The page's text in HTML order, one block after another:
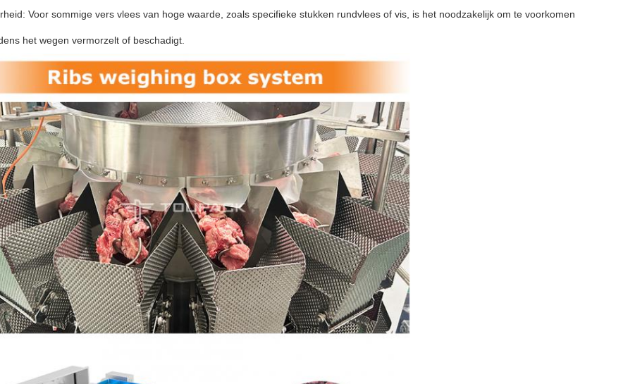
Voor sommige vers vlees van hoge waarde, zoals specifieke stukken rundvlees of vis, is het noodzakelijk om te voorkomen
het wegen vermorzelt of beschadigt.